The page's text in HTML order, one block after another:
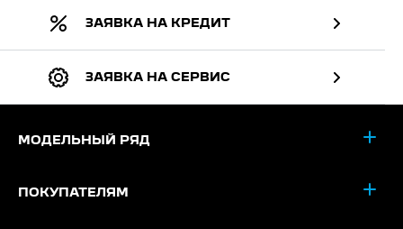
ЗАЯВКА НА КРЕДИТ
ЗАЯВКА НА СЕРВИС
МОДЕЛЬНЫЙ РЯД
ПОКУПАТЕЛЯМ